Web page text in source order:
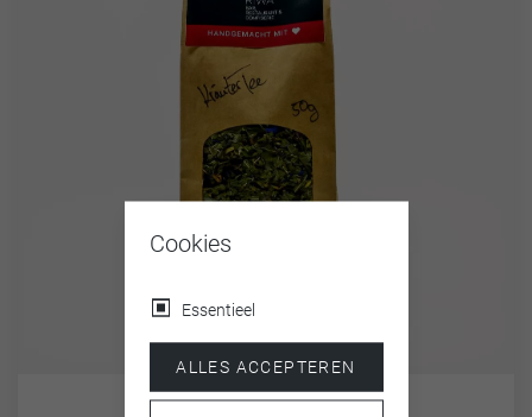
Cookies
Essentieel
ALLES ACCEPTEREN